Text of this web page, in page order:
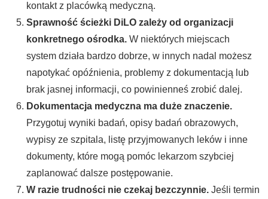
kontakt z placówką medyczną.
Sprawność ścieżki DiLO zależy od organizacji
konkretnego ośrodka. W niektórych miejscach
system działa bardzo dobrze, w innych nadal możesz
napotykać opóźnienia, problemy z dokumentacją lub
brak jasnej informacji, co powinienneś zrobić dalej.
Dokumentacja medyczna ma duże znaczenie.
Przygotuj wyniki badań, opisy badań obrazowych,
wypisy ze szpitala, listę przyjmowanych leków i inne
dokumenty, które mogą pomóc lekarzom szybciej
zaplanować dalsze postępowanie.
W razie trudności nie czekaj bezczynnie. Jeśli termin